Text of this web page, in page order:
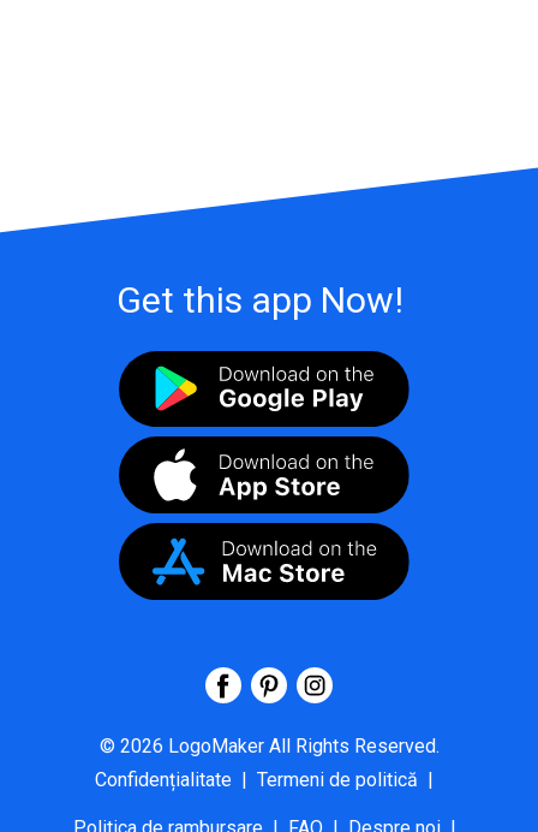
Get this app Now!
© 2026 LogoMaker All Rights Reserved.
Confidențialitate | Termeni de politică |